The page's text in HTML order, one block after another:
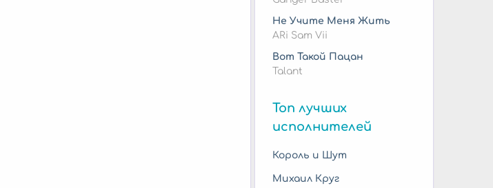
Не Учите Меня Жить
ARi Sam Vii
Вот Такой Пацан
Talant
Топ лучших
исполнителей
Король и Шут
Михаил Круг